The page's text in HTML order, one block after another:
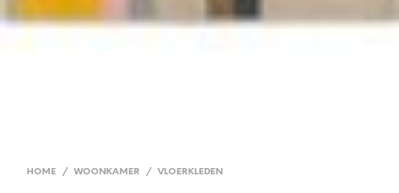
HOME / WOONKAMER / VLOERKLEDEN